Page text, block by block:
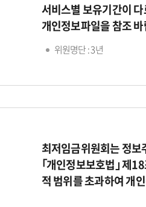
서비스별 보유기간이
개인정보파일을 참조
위원명단 : 3년
최저임금위원회는 정
｢개인정보보호법｣ 제
적 범위를 초과하여 개